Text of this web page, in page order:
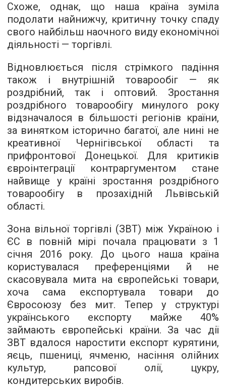
Схоже, однак, що наша країна зуміла
подолати найнижчу, критичну точку спаду
свого найбільш наочного виду економічної
діяльності — торгівлі.
Відновлюється після стрімкого падіння
також і внутрішній товарообіг — як
роздрібний, так і оптовий. Зростання
роздрібного товарообігу минулого року
відзначалося в більшості регіонів країни,
за винятком історично багатої, але нині не
креативної Чернігівської області та
прифронтової Донецької. Для критиків
євроінтеграції контраргументом стане
найвище у країні зростання роздрібного
товарообігу в прозахідній Львівській
області.
Зона вільної торгівлі (ЗВТ) між Україною і
ЄС в повній мірі почала працювати з 1
січня 2016 року. До цього наша країна
користувалася преференціями й не
скасовувала мита на європейські товари,
хоча сама експортувала товари до
Євросоюзу без мит. Тепер у структурі
українського експорту майже 40%
займають європейські країни. За час дії
ЗВТ вдалося наростити експорт курятини,
яєць, пшениці, ячменю, насіння олійних
культур, рапсової олії, цукру,
кондитерських виробів.